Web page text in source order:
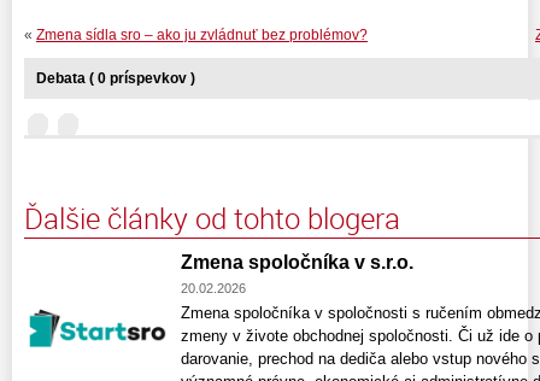
« Zmena sídla sro – ako ju zvládnuť bez problémov?
Debata ( 0 príspevkov )
Ďalšie články od tohto blogera
Zmena spoločníka v s.r.o.
20.02.2026
Zmena spoločníka v spoločnosti s ručením
zmeny v živote obchodnej spoločnosti. Či už ide o
darovanie, prechod na dediča alebo vstup nového